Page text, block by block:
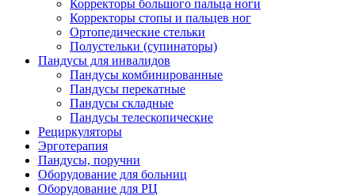
Корректоры большого пальца ноги
Корректоры стопы и пальцев ног
Ортопедические стельки
Полустельки (супинаторы)
Пандусы для инвалидов
Пандусы комбинированные
Пандусы перекатные
Пандусы складные
Пандусы телескопические
Рециркуляторы
Эрготерапия
Пандусы, поручни
Оборудование для больниц
Оборудование для РЦ